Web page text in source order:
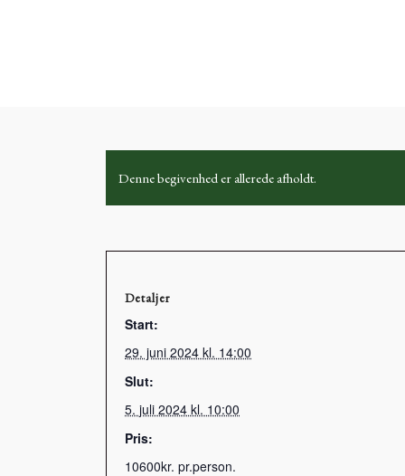
Denne begivenhed er allerede afholdt.
Detaljer
Start:
29. juni 2024 kl. 14:00
Slut:
5. juli 2024 kl. 10:00
Pris:
10600kr. pr.person.